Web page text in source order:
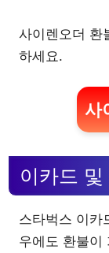
사이렌오더 환
하세요.
사
이카드
스타벅스 이카
우에도 환불이